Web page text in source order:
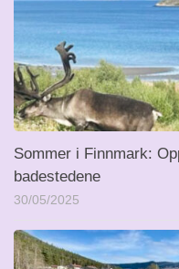
Sommer i Finnmark:
badestedene
30/05/2025